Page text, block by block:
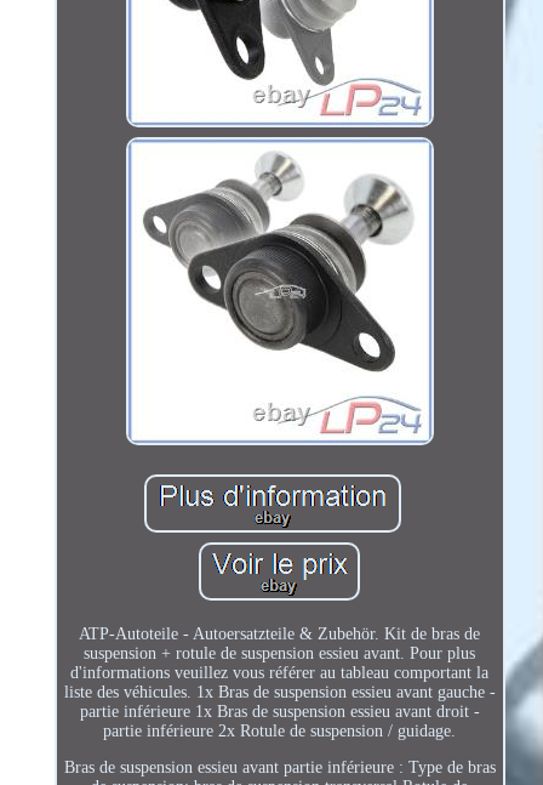
ATP-Autoteile - Autoersatzteile & Zubehör. Kit de bras de
suspension + rotule de suspension essieu avant. Pour plus
d'informations veuillez vous référer au tableau comportant la
liste des véhicules. 1x Bras de suspension essieu avant gauche -
partie inférieure 1x Bras de suspension essieu avant droit -
partie inférieure 2x Rotule de suspension / guidage.
Bras de suspension essieu avant partie inférieure : Type de bras